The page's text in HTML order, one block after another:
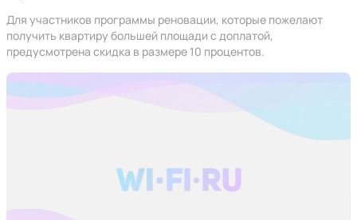
Для участников программы реновации, которые пожелают
получить квартиру большей площади с доплатой,
предусмотрена скидка в размере 10 процентов.